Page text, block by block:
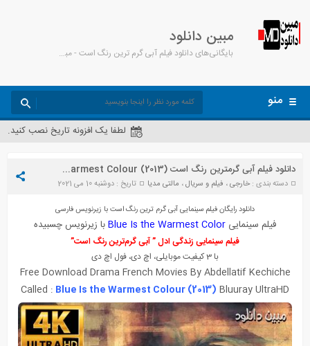
مبین دانلود
بایگانی‌های دانلود فیلم آبی گرم ترین رنگ است - مبین دانلود
منو
لطفا یک افزونه تاریخ نصب کنید.
دانلود فیلم آبی گرمترین رنگ است Blue Is the Warmest Colour (2013) + زیرنویس چسبیده
دسته بندی :خارجی، فیلم و سریال، مالتی مدیا تاریخ : دوشنبه 10 می 2021
دانلود رایگان فیلم سینمایی آبی گرم ترین رنگ است با زیرنویس فارسی
فیلم سینمایی Blue Is the Warmest Colorبا زیرنویس چسبیده
فیلم سینمایی زندگی ادل ” آبی گرم‌ترین رنگ است”
با 3 کیفیت موبایلی، اچ دی، فول اچ دی
Free Download Drama French Movies ByAbdellatif Kechiche
Called : Blue Is the Warmest Colour (2013) Bluuray UltraHD